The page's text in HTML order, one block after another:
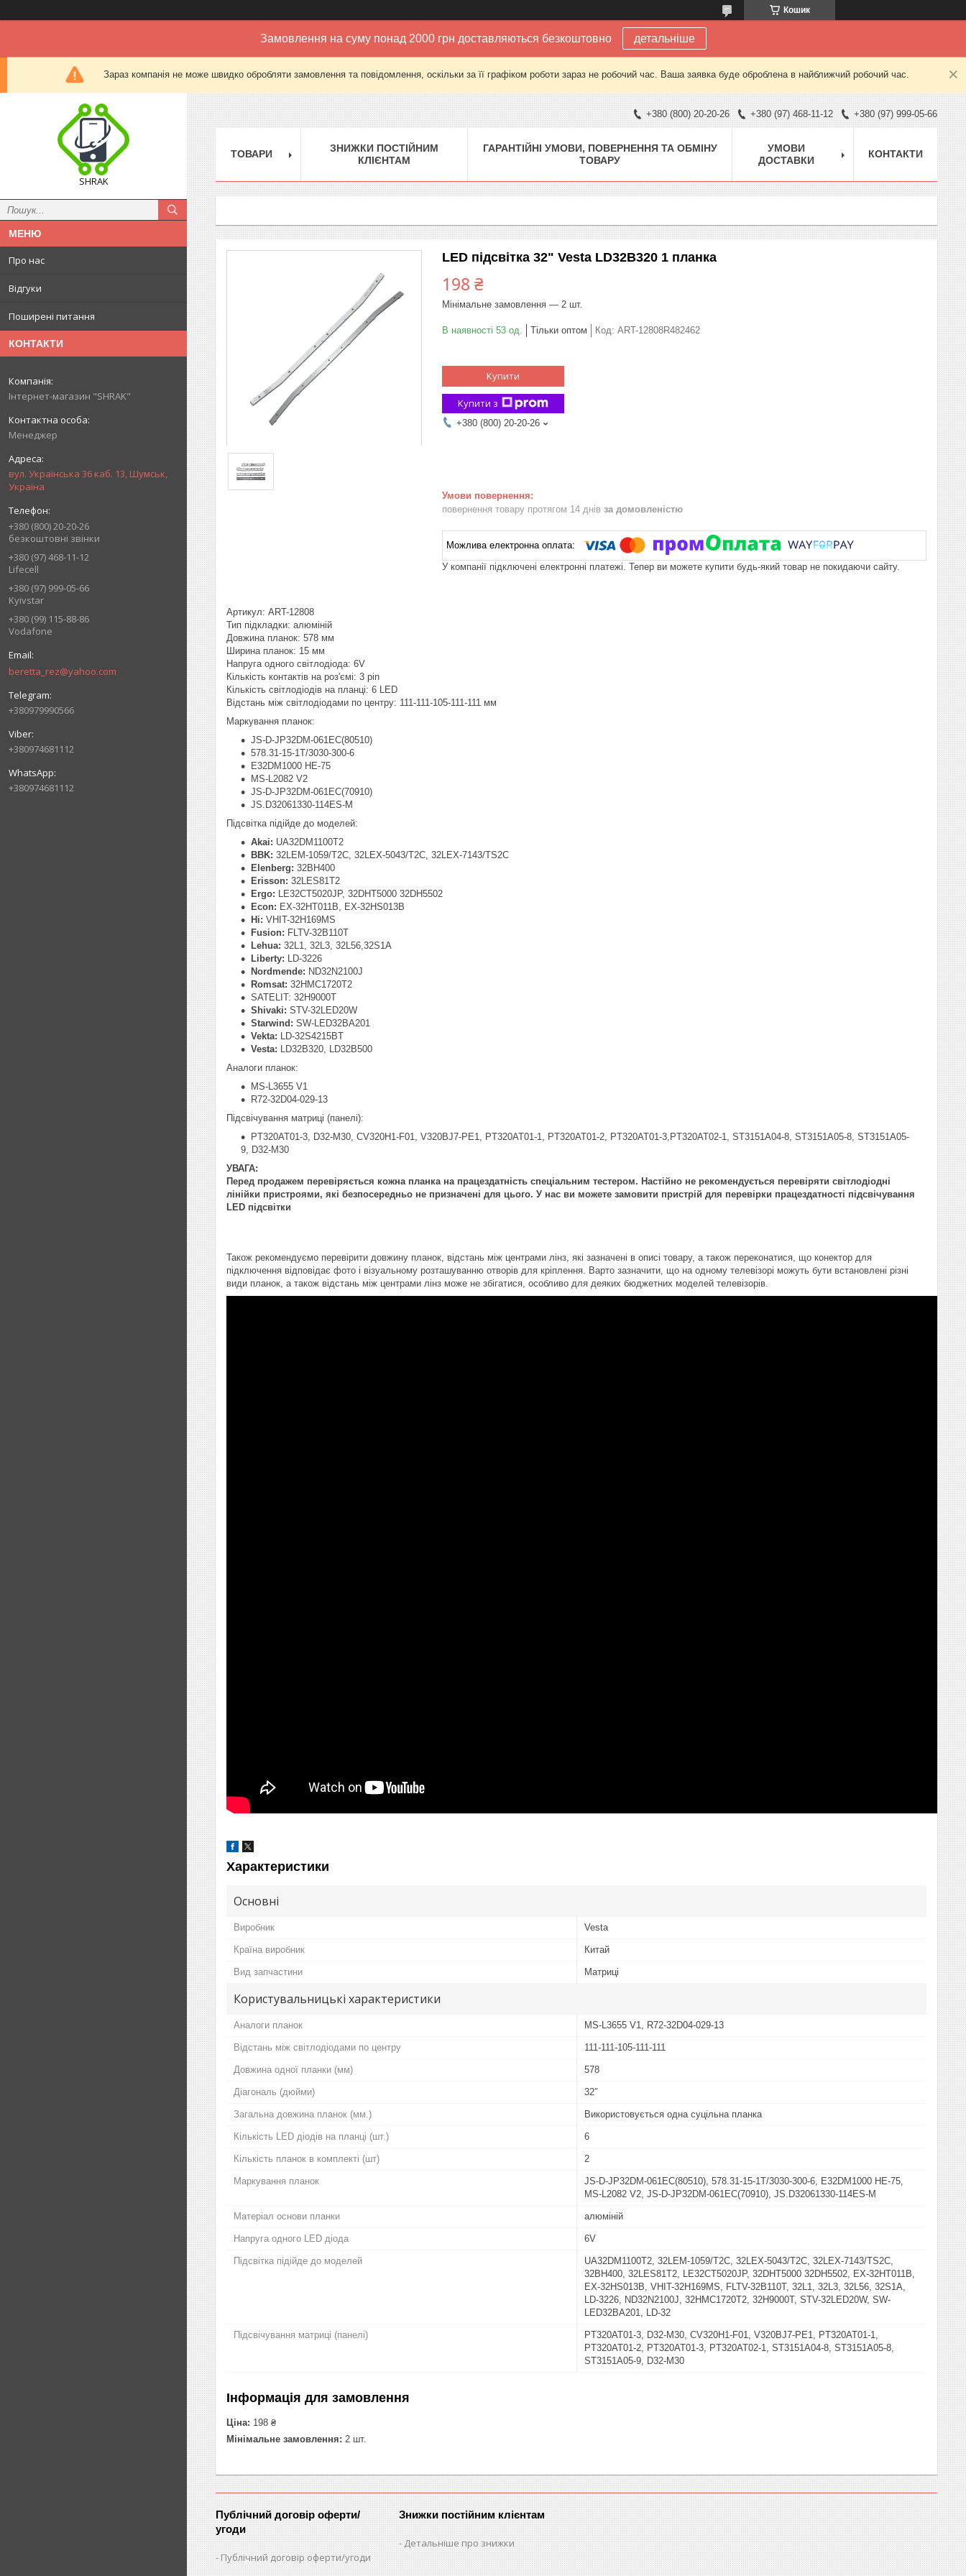
Кошик
Замовлення на суму понад 2000 грн доставляються безкоштовно детальніше
Зараз компанія не може швидко обробляти замовлення та повідомлення, оскільки за її графіком роботи зараз не робочий час. Ваша заявка буде оброблена в найближчий робочий час.
SHRAK
Про нас
Відгуки
Поширені питання
КОНТАКТИ
Інтернет-магазин "SHRAK"
Менеджер
вул. Українська 36 каб. 13, Шумськ,
Україна
+380 (800) 20-20-26
безкоштовні звінки
+380 (97) 468-11-12
Lifecell
+380 (97) 999-05-66
Kyivstar
+380 (99) 115-88-86
Vodafone
beretta_rez@yahoo.com
+380979990566
+380974681112
+380974681112
+380 (800) 20-20-26 +380 (97) 468-11-12 +380 (97) 999-05-66
ТОВАРИ
ЗНИЖКИ ПОСТІЙНИМ
КЛІЄНТАМ
ГАРАНТІЙНІ УМОВИ, ПОВЕРНЕННЯ ТА ОБМІНУ
ТОВАРУ
УМОВИ
ДОСТАВКИ
КОНТАКТИ
LED підсвітка 32" Vesta LD32B320 1 планка
198 ₴
Мінімальне замовлення — 2 шт.
В наявності 53 од. Тільки оптом Код: ART-12808R482462
Купити
Купити з
+380 (800) 20-20-26
повернення товару протягом 14 днів за домовленістю
У компанії підключені електронні платежі. Тепер ви можете купити будь-який товар не покидаючи сайту.
Артикул: ART-12808
Тип підкладки: алюміній
Довжина планок: 578 мм
Ширина планок: 15 мм
Напруга одного світлодіода: 6V
Кількість контактів на роз'ємі: 3 pin
Кількість світлодіодів на планці: 6 LED
Відстань між світлодіодами по центру: 111-111-105-111-111 мм
Маркування планок:
JS-D-JP32DM-061EC(80510)
578.31-15-1T/3030-300-6
E32DM1000 HE-75
MS-L2082 V2
JS-D-JP32DM-061EC(70910)
JS.D32061330-114ES-M
Підсвітка підійде до моделей:
Akai: UA32DM1100T2
BBK: 32LEM-1059/T2C, 32LEX-5043/T2C, 32LEX-7143/TS2C
Elenberg: 32BH400
Erisson: 32LES81T2
Ergo: LE32CT5020JP, 32DHT5000 32DH5502
Econ: EX-32HT011B, EX-32HS013B
Hi: VHIT-32H169MS
Fusion: FLTV-32B110T
Lehua: 32L1, 32L3, 32L56,32S1A
Liberty: LD-3226
Nordmende: ND32N2100J
Romsat: 32HMC1720T2
SATELIT: 32H9000T
Shivaki: STV-32LED20W
Starwind: SW-LED32BA201
Vekta: LD-32S4215BT
Vesta: LD32B320, LD32B500
Аналоги планок:
MS-L3655 V1
R72-32D04-029-13
Підсвічування матриці (панелі):
PT320AT01-3, D32-M30, CV320H1-F01, V320BJ7-PE1, PT320AT01-1, PT320AT01-2, PT320AT01-3,PT320AT02-1, ST3151A04-8, ST3151A05-8, ST3151A05-
9, D32-M30
УВАГА:
Перед продажем перевіряється кожна планка на працездатність спеціальним тестером. Настійно не рекомендується перевіряти світлодіодні
лінійки пристроями, які безпосередньо не призначені для цього. У нас ви можете замовити пристрій для перевірки працездатності підсвічування
LED підсвітки
Також рекомендуємо перевірити довжину планок, відстань між центрами лінз, які зазначені в описі товару, а також переконатися, що конектор для
підключення відповідає фото і візуальному розташуванню отворів для кріплення. Варто зазначити, що на одному телевізорі можуть бути встановлені різні
види планок, а також відстань між центрами лінз може не збігатися, особливо для деяких бюджетних моделей телевізорів.
Характеристики
Основні
Виробник Vesta
Країна виробник Китай
Вид запчастини Матриці
Користувальницькі характеристики
Аналоги планок MS-L3655 V1, R72-32D04-029-13
Відстань між світлодіодами по центру 111-111-105-111-111
Довжина одної планки (мм) 578
Діагональ (дюйми) 32″
Загальна довжина планок (мм.) Використовується одна суцільна планка
Кількість LED діодів на планці (шт.) 6
Кількість планок в комплекті (шт) 2
Маркування планок
JS-D-JP32DM-061EC(80510), 578.31-15-1T/3030-300-6, E32DM1000 HE-75,
MS-L2082 V2, JS-D-JP32DM-061EC(70910), JS.D32061330-114ES-M
Матеріал основи планки алюміній
Напруга одного LED діода 6V
Підсвітка підійде до моделей
UA32DM1100T2, 32LEM-1059/T2C, 32LEX-5043/T2C, 32LEX-7143/TS2C,
32BH400, 32LES81T2, LE32CT5020JP, 32DHT5000 32DH5502, EX-32HT011B,
EX-32HS013B, VHIT-32H169MS, FLTV-32B110T, 32L1, 32L3, 32L56, 32S1A,
LD-3226, ND32N2100J, 32HMC1720T2, 32H9000T, STV-32LED20W, SW-
LED32BA201, LD-32
Підсвічування матриці (панелі)
PT320AT01-3, D32-M30, CV320H1-F01, V320BJ7-PE1, PT320AT01-1,
PT320AT01-2, PT320AT01-3, PT320AT02-1, ST3151A04-8, ST3151A05-8,
ST3151A05-9, D32-M30
Інформація для замовлення
Ціна: 198 ₴
Мінімальне замовлення: 2 шт.
Публічний договір оферти/
угоди
Публічний договір оферти/угоди
Знижки постійним клієнтам
Детальніше про знижки